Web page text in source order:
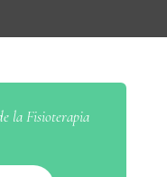
la Fisioterapia